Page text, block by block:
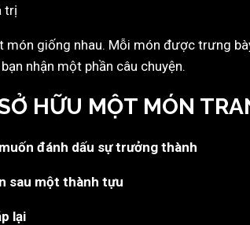
trị
món giống nhau. Mỗi món được trưng
nhận một phần câu chuyện.
HỮU MỘT MÓN
đánh dấu sự trưởng thành
sau một thành tựu
lại